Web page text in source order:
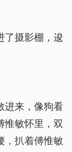
了摄影棚，逡
进来，像狗看
惟敏怀里，双
，扒着傅惟敏